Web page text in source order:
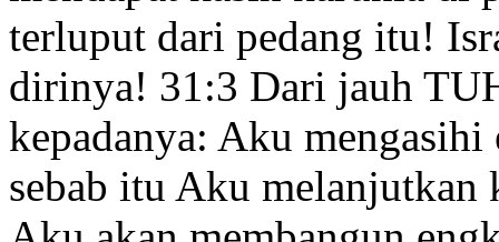
terluput dari pedang itu!
dirinya! 31:3 Dari jauh
kepadanya: Aku mengasihi
sebab itu Aku melanjutkan